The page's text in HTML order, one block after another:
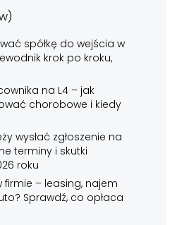
spółkę do wejścia w
krok po kroku,
na L4 – jak
chorobowe i kiedy
wysłać zgłoszenie na
terminy i skutki
roku
– leasing, najem
Sprawdź, co opłaca